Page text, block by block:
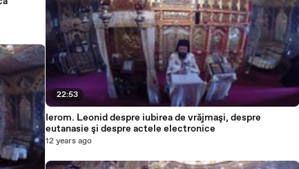
22:53
Ierom. Leonid despre iubirea de vrăjmaşi, despre
eutanasie şi despre actele electronice
12 years ago